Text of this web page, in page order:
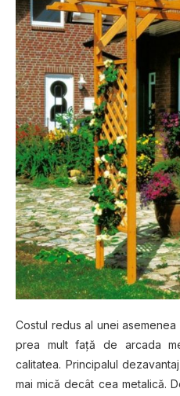
Costul redus al unei
prea mult faţă de arcada
calitatea. Principalul
mai mică decât cea metalică.